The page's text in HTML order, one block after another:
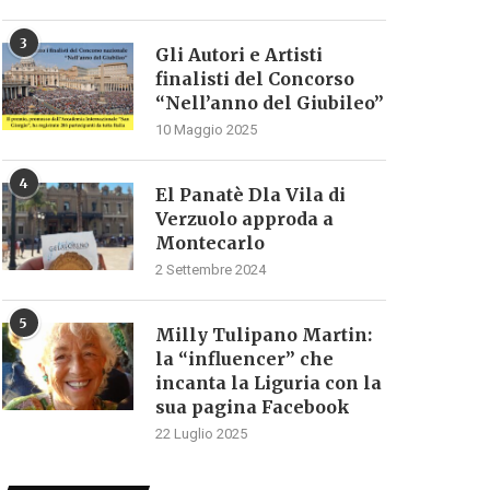
3
Gli Autori e Artisti
finalisti del Concorso
“Nell’anno del Giubileo”
10 Maggio 2025
4
El Panatè Dla Vila di
Verzuolo approda a
Montecarlo
2 Settembre 2024
5
Milly Tulipano Martin:
la “influencer” che
incanta la Liguria con la
sua pagina Facebook
22 Luglio 2025